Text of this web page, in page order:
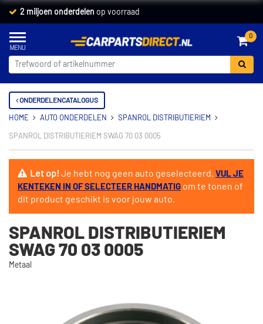
2 miljoen onderdelen op voorraad
0
ONDERDELENCATALOGUS
HOME AUTO ONDERDELEN SPANROL DISTRIBUTIERIEM
SPANROL DISTRIBUTIERIEM SWAG 70 03 0005
Let op!Je hebt nog geen auto geselecteerd. VUL JE
KENTEKEN IN OF SELECTEER HANDMATIG om te tonen of
dit product geschikt is voor jouw auto.
SPANROL DISTRIBUTIERIEM
SWAG 70 03 0005
Metaal